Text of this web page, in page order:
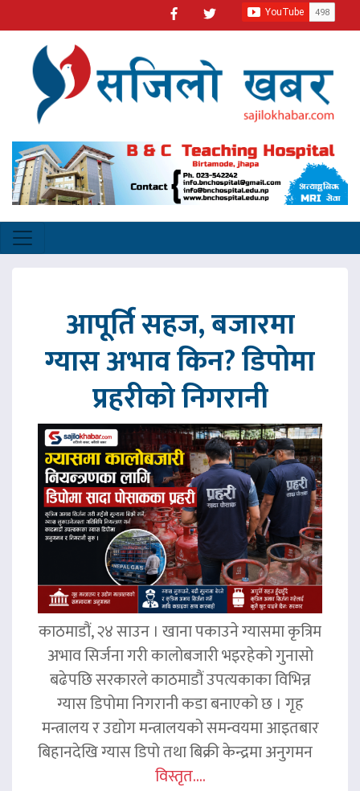
आपूर्ति सहज, बजारमा
ग्यास अभाव किन? डिपोमा
प्रहरीको निगरानी
काठमाडौं, २४ साउन । खाना पकाउने ग्यासमा कृत्रिम
अभाव सिर्जना गरी कालोबजारी भइरहेको गुनासो
बढेपछि सरकारले काठमाडौं उपत्यकाका विभिन्न
ग्यास डिपोमा निगरानी कडा बनाएको छ । गृह
मन्त्रालय र उद्योग मन्त्रालयको समन्वयमा आइतबार
बिहानदेखि ग्यास डिपो तथा बिक्री केन्द्रमा अनुगमन
विस्तृत....